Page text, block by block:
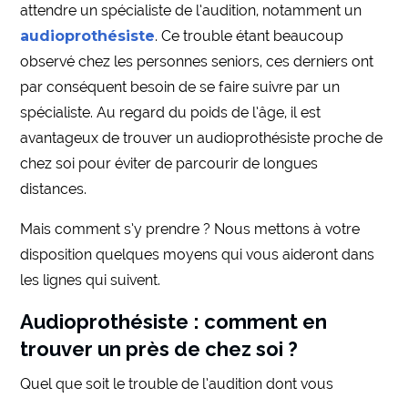
attendre un spécialiste de l’audition, notamment un
audioprothésiste. Ce trouble étant beaucoup
observé chez les personnes seniors, ces derniers ont
par conséquent besoin de se faire suivre par un
spécialiste. Au regard du poids de l’âge, il est
avantageux de trouver un audioprothésiste proche de
chez soi pour éviter de parcourir de longues
distances.
Mais comment s’y prendre ? Nous mettons à votre
disposition quelques moyens qui vous aideront dans
les lignes qui suivent.
Audioprothésiste : comment en
trouver un près de chez soi ?
Quel que soit le trouble de l’audition dont vous